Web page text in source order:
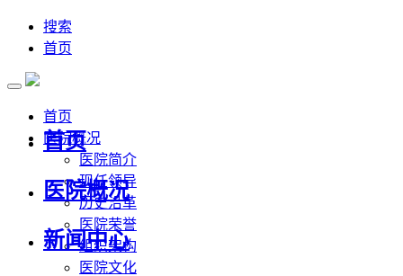
搜索
首页
首页
医院概况
医院简介
现任领导
历史沿革
医院荣誉
组织架构
医院文化
首页
医院概况
新闻中心